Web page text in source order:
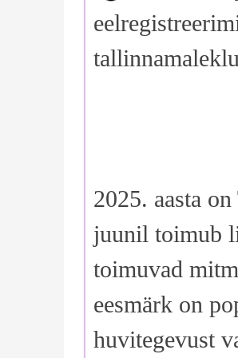
2025. aasta
juunil toimub
toimuvad
eesmärk on
huvitegevust